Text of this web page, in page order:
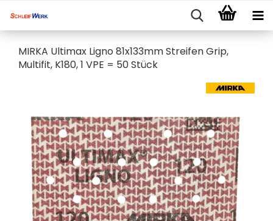
MIRKA Ultimax Ligno 81x133mm Streifen Grip,
Multifit, K180, 1 VPE = 50 Stück